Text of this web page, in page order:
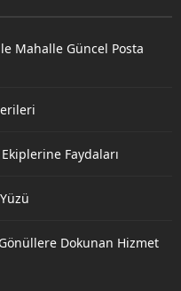
Mahalle Güncel Posta
Faydaları
Dokunan Hizmet